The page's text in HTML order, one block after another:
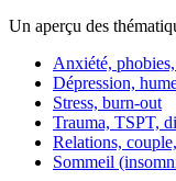
Un aperçu des
Anxiété,
Dépression,
Stress, burn-out
Trauma, TSPT,
Relations,
Sommeil